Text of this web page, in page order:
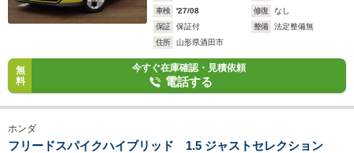
車検
'27/08 修復
なし
保証
保証付 整備
法定整備無
住所
山形県酒田市
無
料
今すぐ在庫確認・見積依頼
電話する
ホンダ
フリードスパイクハイブリッド 1.5 ジャストセレクション